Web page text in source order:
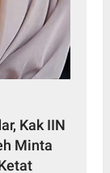
Kak IIN
Minta